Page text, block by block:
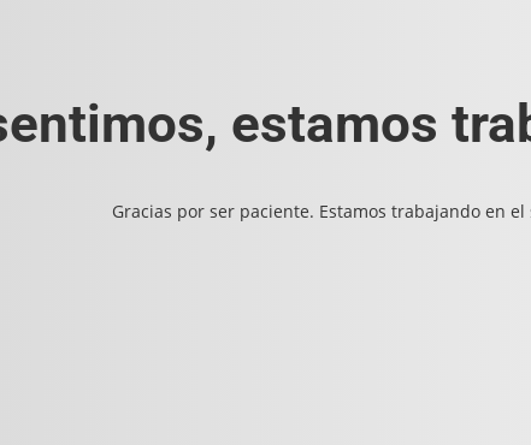
estamos
Gracias por ser paciente. Estamos trabajando en